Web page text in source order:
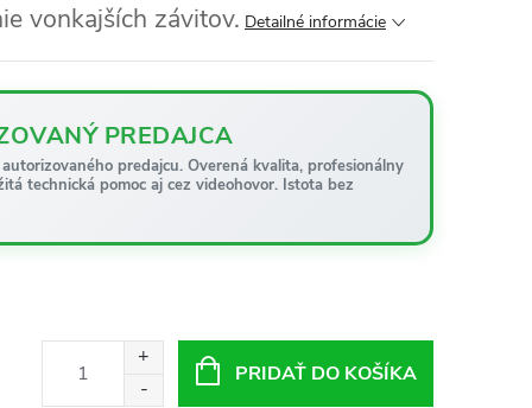
vonkajších závitov. Detailné informácie
PREDAJCA
predajcu. Overená kvalita, profesionálny
technická pomoc aj cez videohovor. Istota bez
PRIDAŤ DO KOŠÍKA